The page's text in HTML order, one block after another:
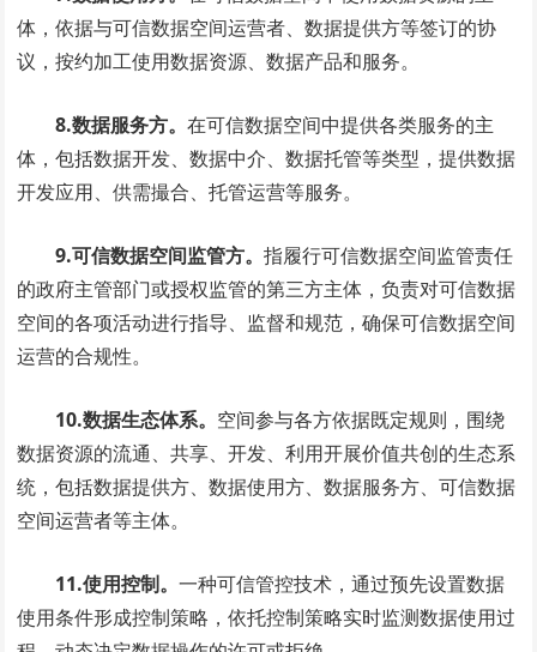
体，依据与可信数据空间运营者、数据提供方等签订的协
议，按约加工使用数据资源、数据产品和服务。
8.数据服务方。在可信数据空间中提供各类服务的主
体，包括数据开发、数据中介、数据托管等类型，提供数据
开发应用、供需撮合、托管运营等服务。
9.可信数据空间监管方。指履行可信数据空间监管责任
的政府主管部门或授权监管的第三方主体，负责对可信数据
空间的各项活动进行指导、监督和规范，确保可信数据空间
运营的合规性。
10.数据生态体系。 空间参与各方依据既定规则，围绕
数据资源的流通、共享、开发、利用开展价值共创的生态系
统，包括数据提供方、数据使用方、数据服务方、可信数据
空间运营者等主体。
11.使用控制。一种可信管控技术，通过预先设置数据
使用条件形成控制策略，依托控制策略实时监测数据使用过